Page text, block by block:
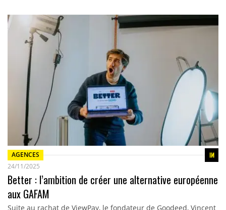
AGENCES
24/11/2025
Better : l’ambition de créer une alternative européenne
aux GAFAM
Suite au rachat de ViewPay, le fondateur de Goodeed, Vincent